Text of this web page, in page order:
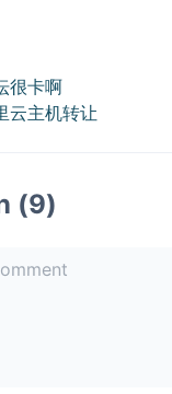
很卡啊
云主机转让
(9)